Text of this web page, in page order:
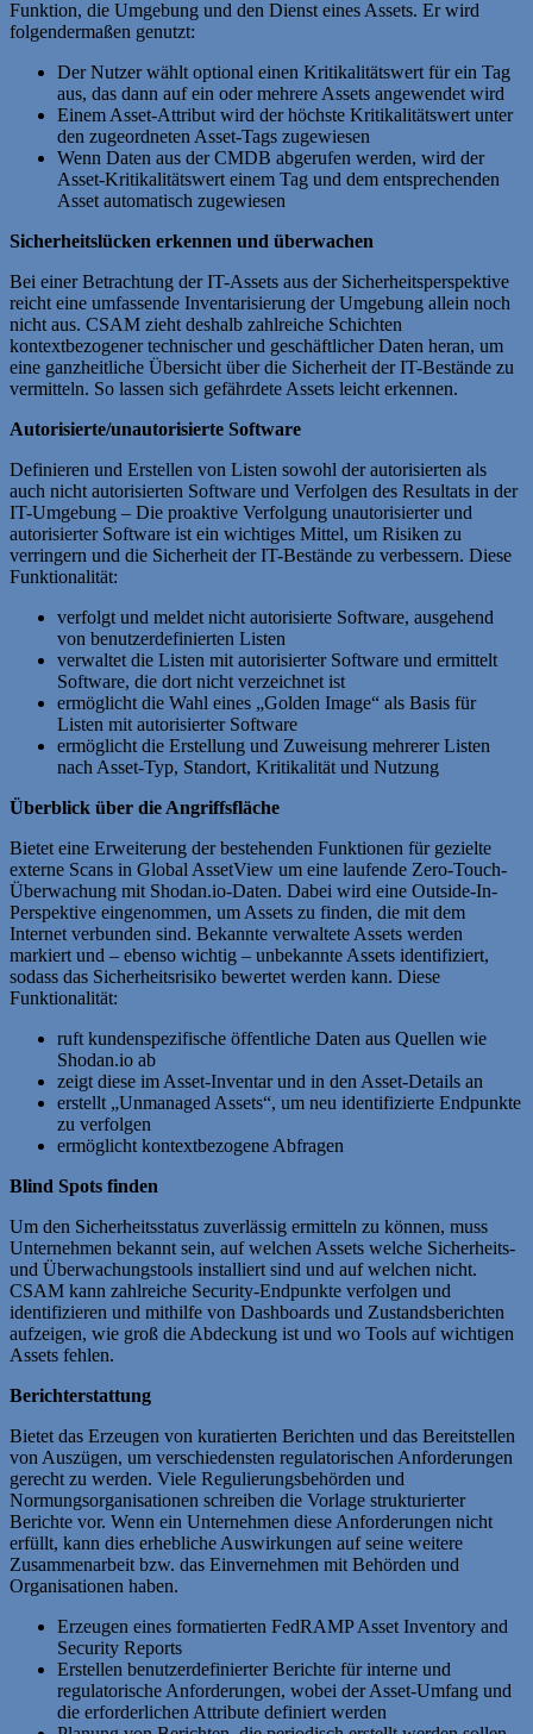
Funktion, die Umgebung und den Dienst eines Assets. Er wird
folgendermaßen genutzt:
Der Nutzer wählt optional einen Kritikalitätswert für ein Tag
aus, das dann auf ein oder mehrere Assets angewendet wird
Einem Asset-Attribut wird der höchste Kritikalitätswert unter
den zugeordneten Asset-Tags zugewiesen
Wenn Daten aus der CMDB abgerufen werden, wird der
Asset-Kritikalitätswert einem Tag und dem entsprechenden
Asset automatisch zugewiesen
Sicherheitslücken erkennen und überwachen
Bei einer Betrachtung der IT-Assets aus der Sicherheitsperspektive
reicht eine umfassende Inventarisierung der Umgebung allein noch
nicht aus. CSAM zieht deshalb zahlreiche Schichten
kontextbezogener technischer und geschäftlicher Daten heran, um
eine ganzheitliche Übersicht über die Sicherheit der IT-Bestände zu
vermitteln. So lassen sich gefährdete Assets leicht erkennen.
Autorisierte/unautorisierte Software
Definieren und Erstellen von Listen sowohl der autorisierten als
auch nicht autorisierten Software und Verfolgen des Resultats in der
IT-Umgebung – Die proaktive Verfolgung unautorisierter und
autorisierter Software ist ein wichtiges Mittel, um Risiken zu
verringern und die Sicherheit der IT-Bestände zu verbessern. Diese
Funktionalität:
verfolgt und meldet nicht autorisierte Software, ausgehend
von benutzerdefinierten Listen
verwaltet die Listen mit autorisierter Software und ermittelt
Software, die dort nicht verzeichnet ist
ermöglicht die Wahl eines „Golden Image“ als Basis für
Listen mit autorisierter Software
ermöglicht die Erstellung und Zuweisung mehrerer Listen
nach Asset-Typ, Standort, Kritikalität und Nutzung
Überblick über die Angriffsfläche
Bietet eine Erweiterung der bestehenden Funktionen für gezielte
externe Scans in Global AssetView um eine laufende Zero-Touch-
Überwachung mit Shodan.io-Daten. Dabei wird eine Outside-In-
Perspektive eingenommen, um Assets zu finden, die mit dem
Internet verbunden sind. Bekannte verwaltete Assets werden
markiert und – ebenso wichtig – unbekannte Assets identifiziert,
sodass das Sicherheitsrisiko bewertet werden kann. Diese
Funktionalität:
ruft kundenspezifische öffentliche Daten aus Quellen wie
Shodan.io ab
zeigt diese im Asset-Inventar und in den Asset-Details an
erstellt „Unmanaged Assets“, um neu identifizierte Endpunkte
zu verfolgen
ermöglicht kontextbezogene Abfragen
Blind Spots finden
Um den Sicherheitsstatus zuverlässig ermitteln zu können, muss
Unternehmen bekannt sein, auf welchen Assets welche Sicherheits-
und Überwachungstools installiert sind und auf welchen nicht.
CSAM kann zahlreiche Security-Endpunkte verfolgen und
identifizieren und mithilfe von Dashboards und Zustandsberichten
aufzeigen, wie groß die Abdeckung ist und wo Tools auf wichtigen
Assets fehlen.
Berichterstattung
Bietet das Erzeugen von kuratierten Berichten und das Bereitstellen
von Auszügen, um verschiedensten regulatorischen Anforderungen
gerecht zu werden. Viele Regulierungsbehörden und
Normungsorganisationen schreiben die Vorlage strukturierter
Berichte vor. Wenn ein Unternehmen diese Anforderungen nicht
erfüllt, kann dies erhebliche Auswirkungen auf seine weitere
Zusammenarbeit bzw. das Einvernehmen mit Behörden und
Organisationen haben.
Erzeugen eines formatierten FedRAMP Asset Inventory and
Security Reports
Erstellen benutzerdefinierter Berichte für interne und
regulatorische Anforderungen, wobei der Asset-Umfang und
die erforderlichen Attribute definiert werden